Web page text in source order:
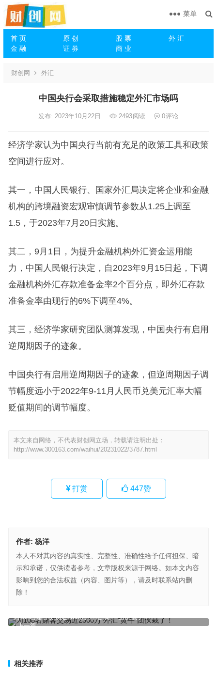
首 页 原 创 股 票
外 汇
金 融
证 券 商 业
菜单
财创网 外汇
中国央行会采取措施稳定外汇市场吗
发布: 2023年10月22日 2493阅读 0评论
经济学家认为中国央行当前有充足的政策工具和政策
空间进行应对。
其一，中国人民银行、国家外汇局决定将企业和金融
机构的跨境融资宏观审慎调节参数从1.25上调至
1.5，于2023年7月20日实施。
其二，9月1日，为提升金融机构外汇资金运用能
力，中国人民银行决定，自2023年9月15日起，下调
金融机构外汇存款准备金率2个百分点，即外汇存款
准备金率由现行的6%下调至4%。
其三，经济学家研究团队测算发现， 中国央行有启用
逆周期因子的迹象。
中国央行有启用逆周期因子的迹象，但逆周期因子调
节幅度远小于2022年9-11月 人民币兑美元汇率大幅
贬值期间的调节幅度。
本文来自网络，不代表财创网立场，转载请注明出处：
http://www.300163.com/waihui/20231022/3787.html
打赏 447赞
作者: 杨洋
本人不对其内容的真实性、完整性、准确性给予任何担保、暗
示和承诺，仅供读者参考，文章版权来源于网络。如本文内容
影响到您的合法权益（内容、图片等），请及时联系站内删
除！
上一篇
为108名赌客交易近2300万 外汇“黄牛”团伙栽了！
外汇局：2023年三季度我国经常账户顺差4533亿元
相关推荐